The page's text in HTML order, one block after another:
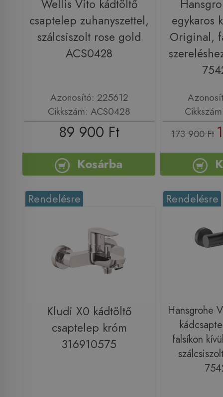
Wellis Vito kádtöltő
csaptelep zuhanyszettel,
szálcsiszolt rose gold
ACS0428
Azonosító: 225612
Cikkszám: ACS0428
89 900 Ft
Kosárba
egykaros
Original,
173 900 Ft
Rendelésre
Kludi X0 kádtöltő
csaptelep króm
316910575
Rendelésre
Hansgrohe
falsíkon